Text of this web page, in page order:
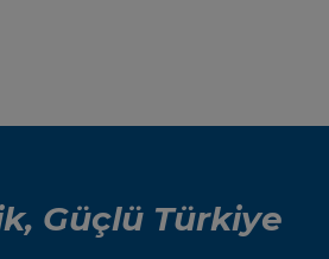
Güçlü Türkiye